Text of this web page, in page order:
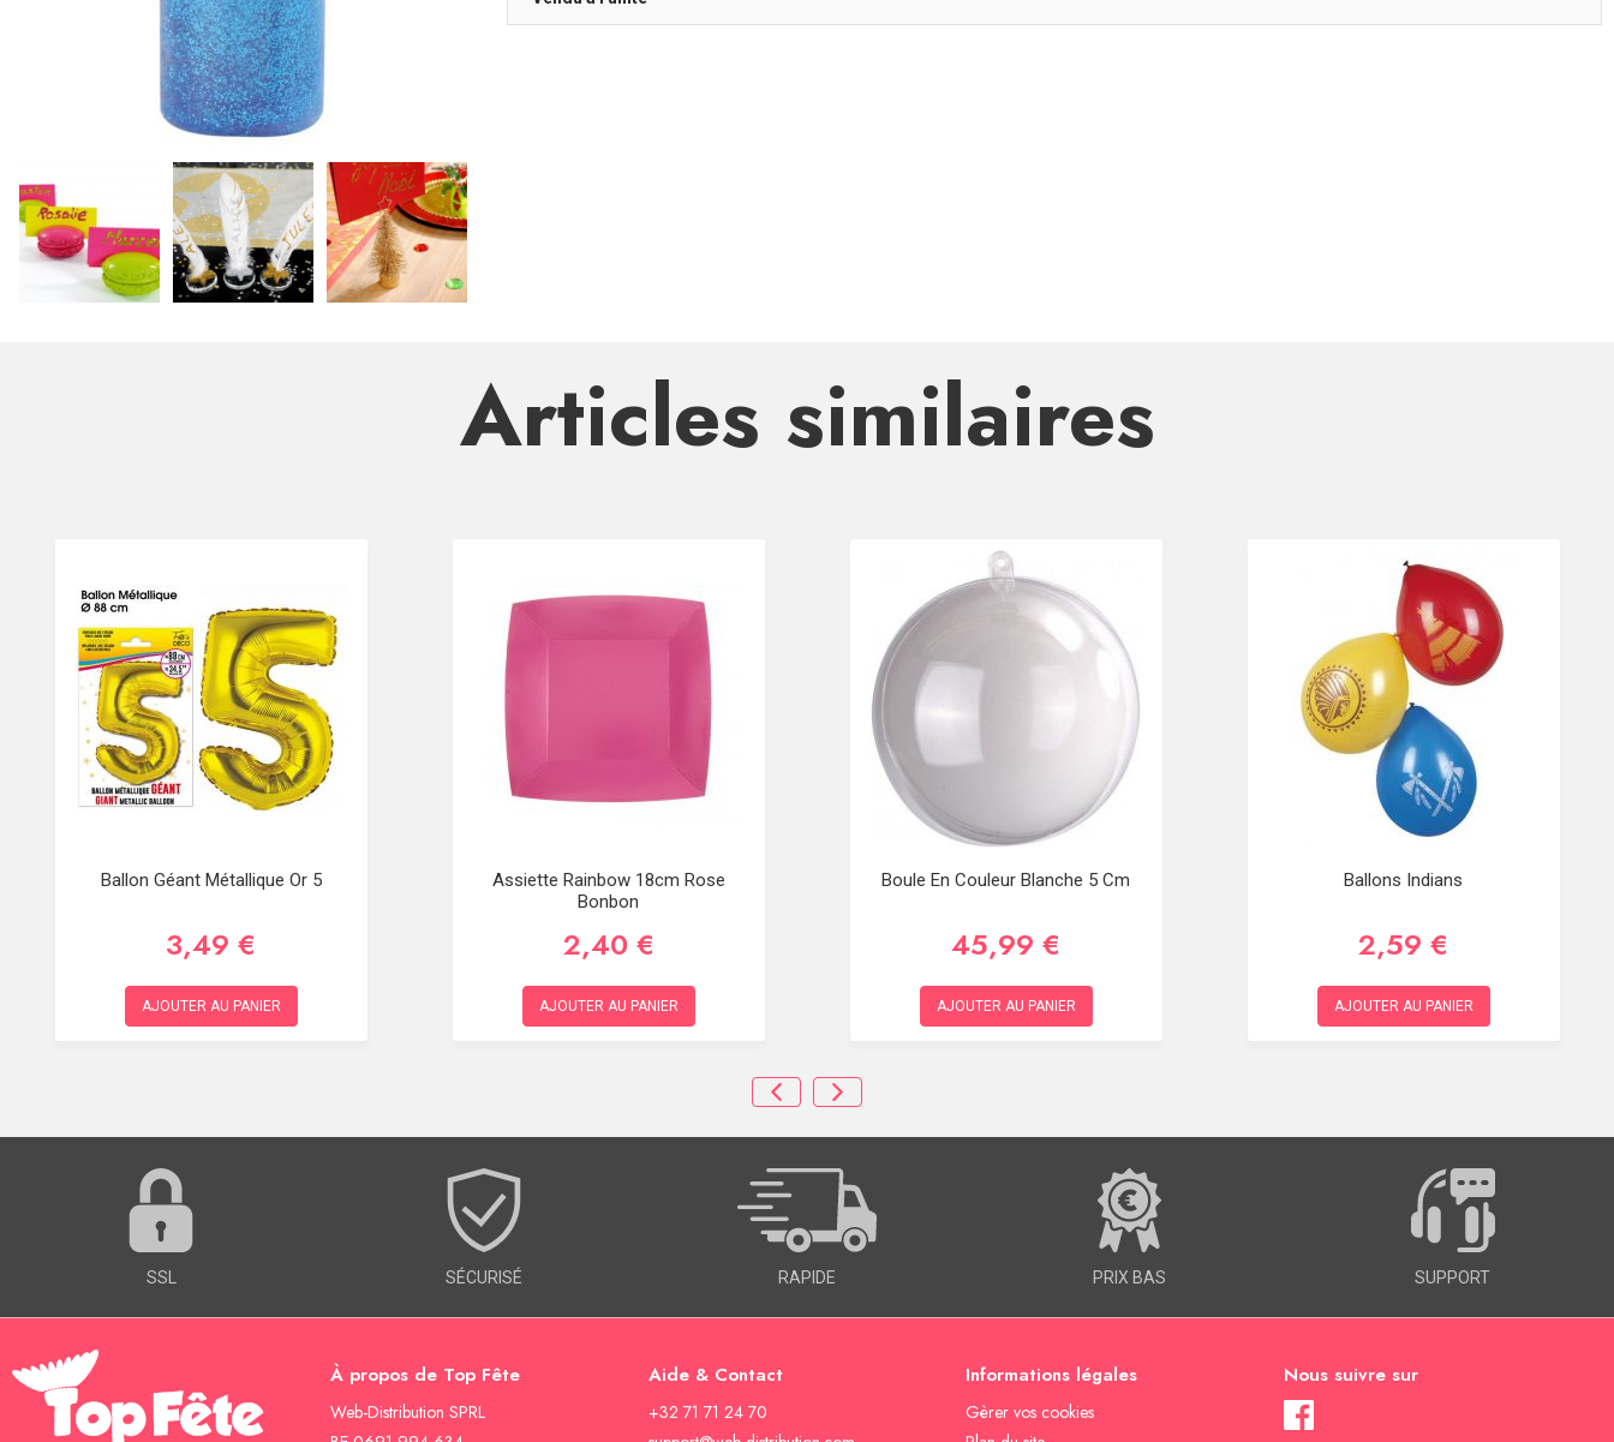
Articles similaires
Ballon Géant Métallique Or 5
3,49 €
AJOUTER AU PANIER
Assiette Rainbow 18cm Rose
Bonbon
2,40 €
AJOUTER AU PANIER
Boule En Couleur Blanche 5 Cm
45,99 €
AJOUTER AU PANIER
Ballons Indians
2,59 €
AJOUTER AU PANIER
SSL SÉCURISÉ RAPIDE PRIX BAS SUPPORT
À propos de Top Fête
Web-Distribution SPRL
Aide & Contact
+32 71 71 24 70
Informations légales
Gèrer vos cookies
Nous suivre sur